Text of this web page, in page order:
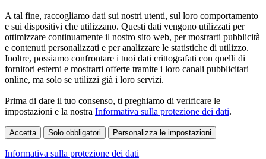
A tal fine, raccogliamo dati sui nostri utenti, sul loro comportamento
e sui dispositivi che utilizzano. Questi dati vengono utilizzati per
ottimizzare continuamente il nostro sito web, per mostrarti pubblicità
e contenuti personalizzati e per analizzare le statistiche di utilizzo.
Inoltre, possiamo confrontare i tuoi dati crittografati con quelli di
fornitori esterni e mostrarti offerte tramite i loro canali pubblicitari
online, ma solo se utilizzi già i loro servizi.
Prima di dare il tuo consenso, ti preghiamo di verificare le
impostazioni e la nostra Informativa sulla protezione dei dati.
Accetta Solo obbligatori Personalizza le impostazioni
Informativa sulla protezione dei dati